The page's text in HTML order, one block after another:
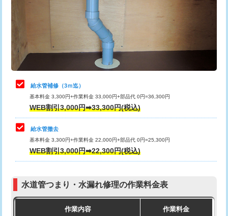
排水管工事（土の掘削・埋め戻し作
11,000円~
排水管工事（排水管工事/3ｍまで） 55,000円
排水管工事（追加 排水管工事/3ｍ超
マス交換（土の掘削・埋め戻し作業）
マス交換（深さ50㎝未満）
マス交換（深さ50㎝以上）
コンクリート斫り（厚さ10㎝まで）
8,800円
止水・漏水調査・防水処理・清掃・修
理・調整・分解・加工など（軽作業）
11,000円
止水・漏水調査・防水処理・清掃・修
理・調整・分解・加工など（中作業）
止水・漏水調査・防水処理・清掃・修
理・調整・分解・加工など（重作業）
33,000円
その他部品の脱着
交換・取付（タンク）
式）)
式・ワンホール）)
給水管補修（3ｍ迄）
基本料金 3,300円+作業料金 33,000円+部品代 0円=36,300円
WEB割引3,000円➡33,300円(税込)
給水管撤去
基本料金 3,300円+作業料金 22,000円+部品代 0円=25,300円
WEB割引3,000円➡22,300円(税込)
水道管つまり・水漏れ修理の作業料金表
作業内容 作業料金